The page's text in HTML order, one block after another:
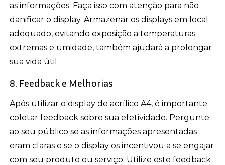
as informações. Faça isso com atenção para não
danificar o display. Armazenar os displays em local
adequado, evitando exposição a temperaturas
extremas e umidade, também ajudará a prolongar
sua vida útil.
8. Feedback e Melhorias
Após utilizar o display de acrílico A4, é importante
coletar feedback sobre sua efetividade. Pergunte
ao seu público se as informações apresentadas
eram claras e se o display os incentivou a se engajar
com seu produto ou serviço. Utilize este feedback